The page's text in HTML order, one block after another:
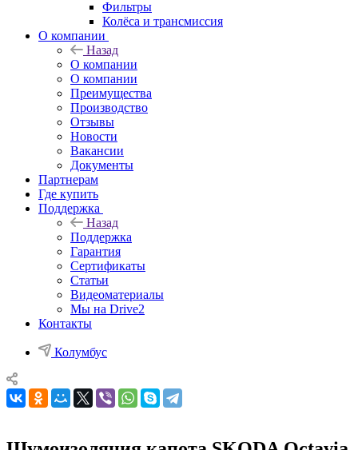
Фильтры
Колёса и трансмиссия
О компании
Назад
О компании
О компании
Преимущества
Производство
Отзывы
Новости
Вакансии
Документы
Партнерам
Где купить
Поддержка
Назад
Поддержка
Гарантия
Сертификаты
Статьи
Видеоматериалы
Мы на Drive2
Контакты
Колумбус